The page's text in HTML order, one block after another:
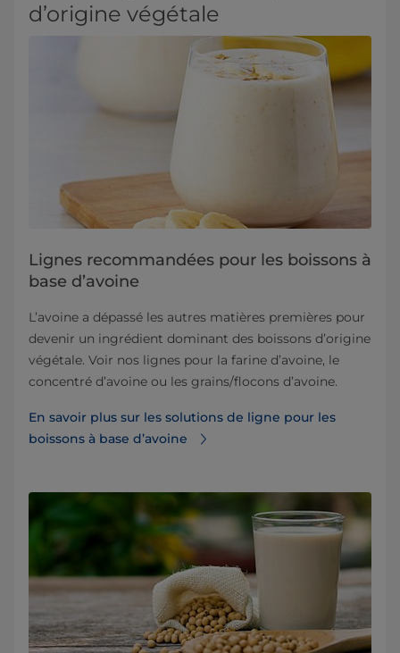
d’origine végétale
Lignes recommandées pour les boissons à
base d’avoine
L’avoine a dépassé les autres matières premières pour
devenir un ingrédient dominant des boissons d’origine
végétale. Voir nos lignes pour la farine d’avoine, le
concentré d’avoine ou les grains/flocons d’avoine.
En savoir plus sur les solutions de ligne pour les
boissons à base d’avoine